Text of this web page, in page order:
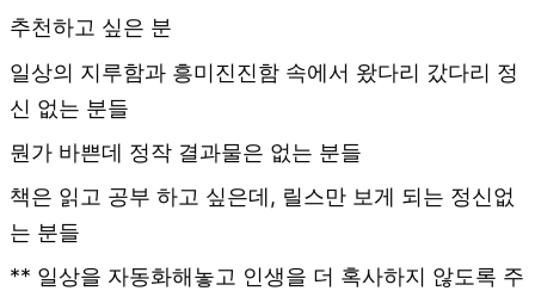
추천하고 싶은 분
일상의 지루함과 흥미진진함 속에서 왔다리 갔다리 정
신 없는 분들
뭔가 바쁜데 정작 결과물은 없는 분들
책은 읽고 공부 하고 싶은데, 릴스만 보게 되는 정신없
는 분들
** 일상을 자동화해놓고 인생을 더 혹사하지 않도록 주